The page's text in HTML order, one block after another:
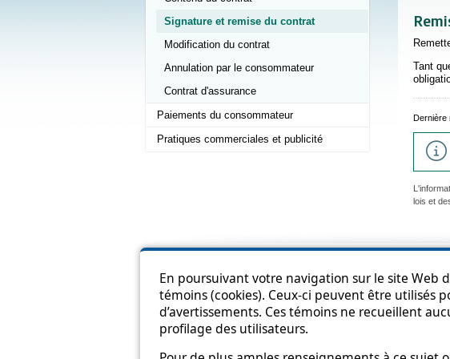
En poursuivant votre navigation sur le site Web
témoins (cookies). Ceux-ci peuvent être utilisés
d’avertissements. Ces témoins ne recueillent
profilage des utilisateurs.
Signature et remise du contrat
Modification du contrat
Annulation par le consommateur
Contrat d'assurance
Paiements du consommateur
Pratiques commerciales et publicité
Tant
Dernière
lois et